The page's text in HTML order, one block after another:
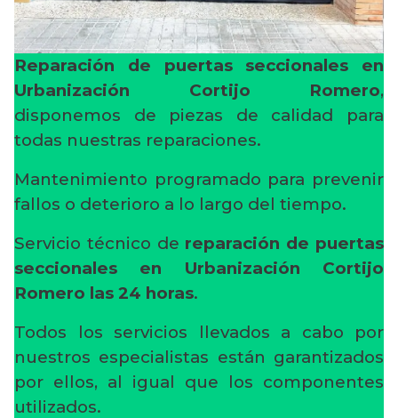
Reparación de puertas seccionales en
Urbanización Cortijo Romero,
disponemos de piezas de calidad para
todas nuestras reparaciones.
Mantenimiento programado para prevenir
fallos o deterioro a lo largo del tiempo.
Servicio técnico de reparación de puertas
seccionales en Urbanización Cortijo
Romero las 24 horas.
Todos los servicios llevados a cabo por
nuestros especialistas están garantizados
por ellos, al igual que los componentes
utilizados.